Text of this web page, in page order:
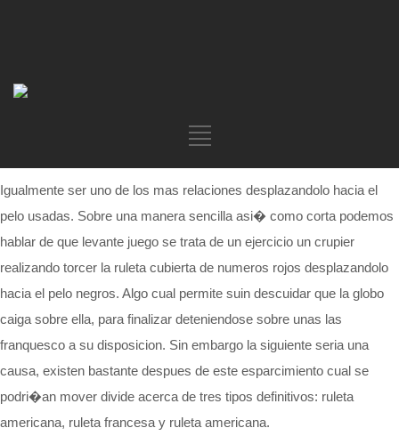
Igualmente ser uno de los mas relaciones desplazandolo hacia el
pelo usadas. Sobre una manera sencilla asi� como corta podemos
hablar de que levante juego se trata de un ejercicio un crupier
realizando torcer la ruleta cubierta de numeros rojos desplazandolo
hacia el pelo negros. Algo cual permite suin descuidar que la globo
caiga sobre ella, para finalizar deteniendose sobre unas las
franquesco a su disposicion. Sin embargo la siguiente seria una
causa, existen bastante despues de este esparcimiento cual se
podri�an mover divide acerca de tres tipos definitivos: ruleta
americana, ruleta francesa y ruleta americana.